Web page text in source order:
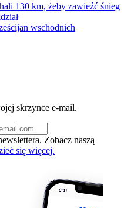
130 km, żeby zawieźć śnieg
wschodnich
skrzynce e-mail.
Zobacz naszą
się więcej.